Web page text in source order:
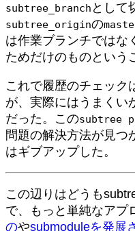
subtree_branch として
subtree_originの
は作業ブランチではな
ためだけのものという
これで履歴のチェック
が、実際にはうまくい
だった。このsubtree
問題の解決方法が見つ
はギブアップした。
この辺りはどうも
で、もっと単純なアプ
のやsubmoduleを発展